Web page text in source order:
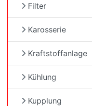
Filter
Karosserie
Kraftstoffanlage
Kühlung
Kupplung